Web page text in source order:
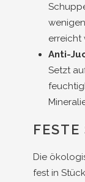
erreicht
Anti-
Setzt
Die
fest in